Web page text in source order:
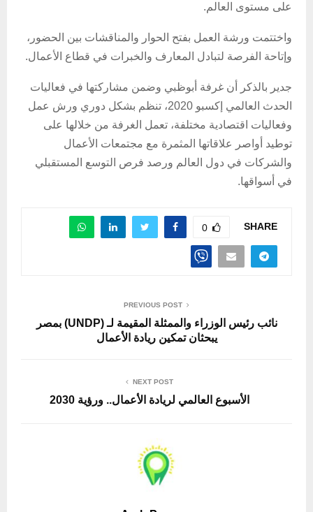
على مستوى العالم.
واختتمت ورشة العمل بفتح الحوار والمناقشات بين الحضور،
وإتاحة الفرصة لتبادل المعارف والخبرات في قطاع الأعمال.
جدير بالذكر أن غرفة أبوظبي وضمن مشاركتها في فعاليات
الحدث العالمي إكسبو 2020، تنظم بشكل دوري ورش عمل
وفعاليات اقتصادية مختلفة، تعمل الغرفة من خلالها على
توطيد أواصر علاقاتها المثمرة مع مجتمعات الأعمال
والشركات في دول العالم ورصد فرص التوسع المستقبلي
في أسواقها.
SHARE
0
PREVIOUS POST
نائب رئيس الوزراء والممثلة المقيمة لـ (UNDP) بمصر
يبحثان تمكين ريادة الأعمال
NEXT POST
الأسبوع العالمي لريادة الأعمال.. ورؤية 2030